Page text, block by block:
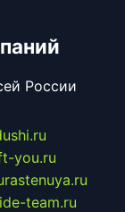
России
you.ru
rastenuya.ru
team.ru